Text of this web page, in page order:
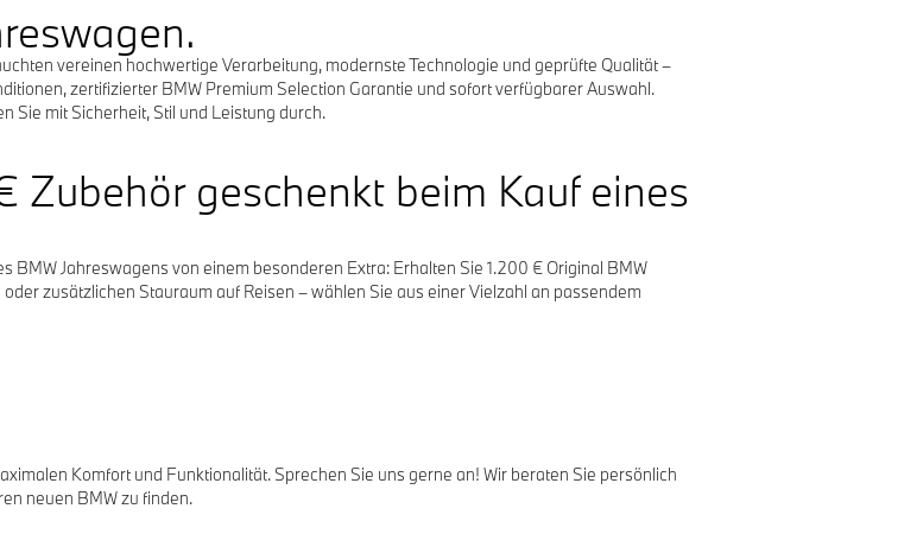
vereinen hochwertige Verarbeitung, modernste Technologie und geprüfte Qualität –
zertifizierter BMW Premium Selection Garantie und sofort verfügbarer Auswahl.
Sie mit Sicherheit, Stil und Leistung durch.
Zubehör geschenkt beim Kauf eines
Jahreswagens von einem besonderen Extra: Erhalten Sie 1.200 € Original BMW
zusätzlichen Stauraum auf Reisen – wählen Sie aus einer Vielzahl an passendem
Komfort und Funktionalität. Sprechen Sie uns gerne an! Wir beraten Sie persönlich
neuen BMW zu finden.